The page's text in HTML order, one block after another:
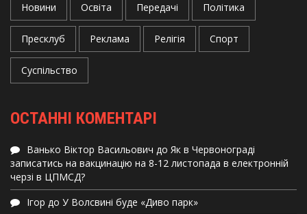
Новини Освіта Передачі Політика
Пресклуб Реклама Релігія Спорт
Суспільство
ОСТАННІ КОМЕНТАРІ
Ванько Віктор Васильович до Як в Червонограді
записатись на вакцинацію на 8-12 листопада в електронній
черзі в ЦПМСД?
Ігор до У Волсвині буде «Диво парк»